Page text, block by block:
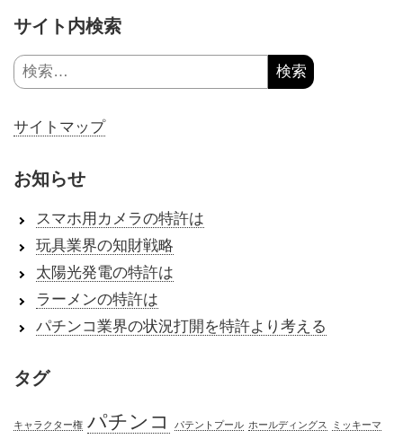
サイト内検索
検
索:
サイトマップ
お知らせ
スマホ用カメラの特許は
玩具業界の知財戦略
太陽光発電の特許は
ラーメンの特許は
パチンコ業界の状況打開を特許より考える
タグ
キャラクター権 パチンコ パテントプール ホールディングス ミッキーマ